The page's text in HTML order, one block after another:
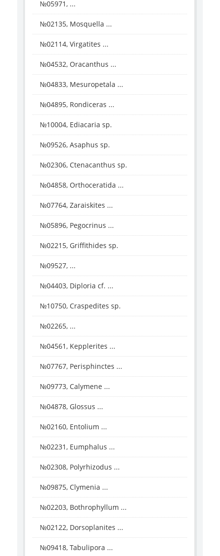
№05971, ...
№02135, Mosquella ...
№02114, Virgatites ...
№04532, Oracanthus ...
№04833, Mesuropetala ...
№04895, Rondiceras ...
№10004, Ediacaria sp.
№09526, Asaphus sp.
№02306, Ctenacanthus sp.
№04858, Orthoceratida ...
№07764, Zaraiskites ...
№05896, Pegocrinus ...
№02215, Griffithides sp.
№09527, ...
№04403, Diploria cf. ...
№10750, Craspedites sp.
№02265, ...
№04561, Kepplerites ...
№07767, Perisphinctes ...
№09773, Calymene ...
№04878, Glossus ...
№02160, Entolium ...
№02231, Eumphalus ...
№02308, Polyrhizodus ...
№09875, Clymenia ...
№02203, Bothrophyllum ...
№02122, Dorsoplanites ...
№09418, Tabulipora ...